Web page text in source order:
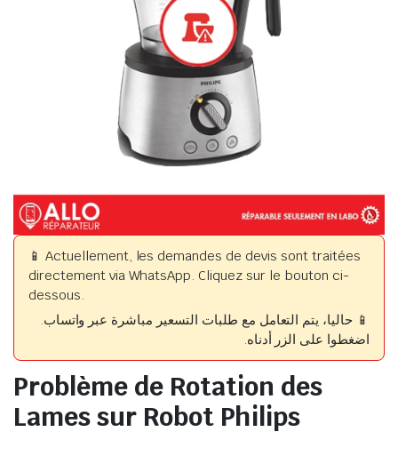
📱 Actuellement, les demandes de devis sont traitées
directement via WhatsApp. Cliquez sur le bouton ci-
dessous.
📱 حاليا، يتم التعامل مع طلبات التسعير مباشرة عبر واتساب.
اضغطوا على الزر أدناه.
Problème de Rotation des
Lames sur Robot Philips